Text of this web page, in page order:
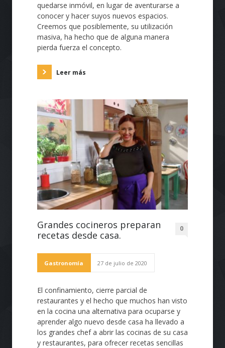
quedarse inmóvil, en lugar de aventurarse a
conocer y hacer suyos nuevos espacios.
Creemos que posiblemente, su utilización
masiva, ha hecho que de alguna manera
pierda fuerza el concepto.
Leer más
Grandes cocineros preparan
recetas desde casa.
0
Gastronomía 27 de julio de 2020
El confinamiento, cierre parcial de
restaurantes y el hecho que muchos han visto
en la cocina una alternativa para ocuparse y
aprender algo nuevo desde casa ha llevado a
los grandes chef a abrir las cocinas de su casa
y restaurantes, para ofrecer recetas sencillas